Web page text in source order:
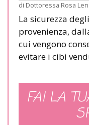
di Dottoressa Rosa
La sicurezza
provenienza,
cui vengono
evitare i cibi
FAI LA